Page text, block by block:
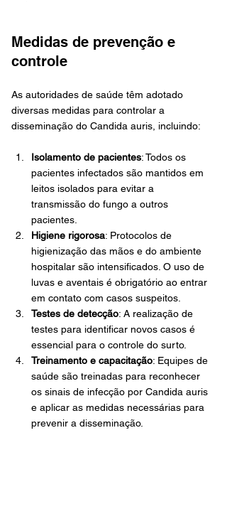
Medidas de prevenção e
controle
As autoridades de saúde têm adotado
diversas medidas para controlar a
disseminação do Candida auris, incluindo:
Isolamento de pacientes: Todos os
pacientes infectados são mantidos em
leitos isolados para evitar a
transmissão do fungo a outros
pacientes.
Higiene rigorosa: Protocolos de
higienização das mãos e do ambiente
hospitalar são intensificados. O uso de
luvas e aventais é obrigatório ao entrar
em contato com casos suspeitos.
Testes de detecção: A realização de
testes para identificar novos casos é
essencial para o controle do surto.
Treinamento e capacitação: Equipes de
saúde são treinadas para reconhecer
os sinais de infecção por Candida auris
e aplicar as medidas necessárias para
prevenir a disseminação.